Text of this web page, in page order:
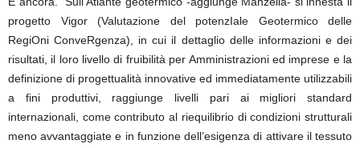
progetto Vigor (Valutazione del potenzIale Geotermico delle
RegiOni ConveRgenza), in cui il dettaglio delle informazioni e dei
risultati, il loro livello di fruibilità per Amministrazioni ed imprese e la
definizione di progettualità innovative ed immediatamente utilizzabili
a fini produttivi, raggiunge livelli pari ai migliori standard
internazionali, come contributo al riequilibrio di condizioni strutturali
meno avvantaggiate e in funzione dell’esigenza di attivare il tessuto